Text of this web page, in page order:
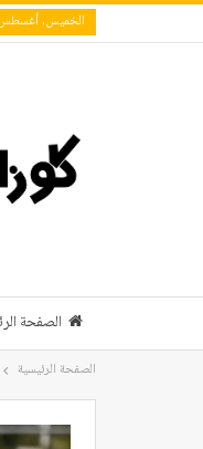
الخميس, أغسطس 6,
الصفحة
الصفحة الرئيسية